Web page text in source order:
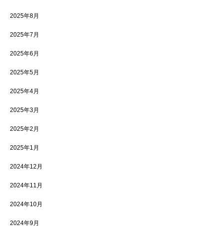
2025年8月
2025年7月
2025年6月
2025年5月
2025年4月
2025年3月
2025年2月
2025年1月
2024年12月
2024年11月
2024年10月
2024年9月